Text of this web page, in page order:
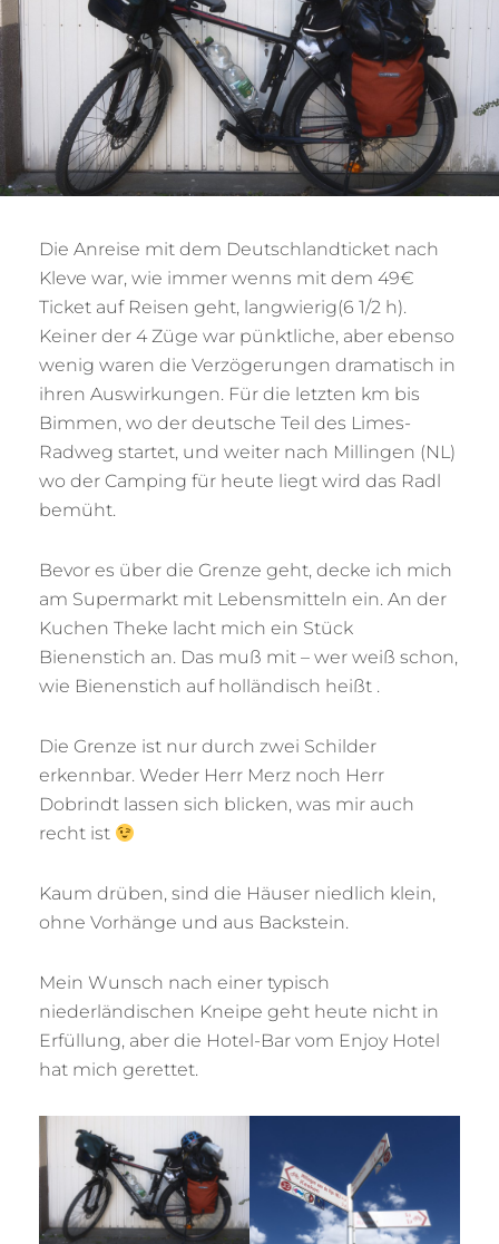
Die Anreise mit dem Deutschlandticket nach
Kleve war, wie immer wenns mit dem 49€
Ticket auf Reisen geht, langwierig(6 1/2 h).
Keiner der 4 Züge war pünktliche, aber ebenso
wenig waren die Verzögerungen dramatisch in
ihren Auswirkungen. Für die letzten km bis
Bimmen, wo der deutsche Teil des Limes-
Radweg startet, und weiter nach Millingen (NL)
wo der Camping für heute liegt wird das Radl
bemüht.
Bevor es über die Grenze geht, decke ich mich
am Supermarkt mit Lebensmitteln ein. An der
Kuchen Theke lacht mich ein Stück
Bienenstich an. Das muß mit – wer weiß schon,
wie Bienenstich auf holländisch heißt .
Die Grenze ist nur durch zwei Schilder
erkennbar. Weder Herr Merz noch Herr
Dobrindt lassen sich blicken, was mir auch
recht ist
Kaum drüben, sind die Häuser niedlich klein,
ohne Vorhänge und aus Backstein.
Mein Wunsch nach einer typisch
niederländischen Kneipe geht heute nicht in
Erfüllung, aber die Hotel-Bar vom Enjoy Hotel
hat mich gerettet.